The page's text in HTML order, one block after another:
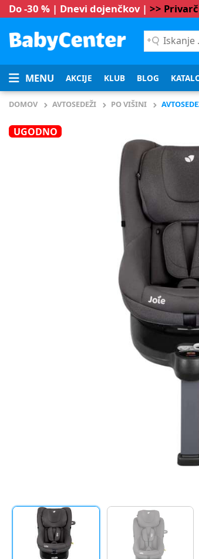
Do -30 % | Dnevi dojenčkov | >>
Iskanje
...
MENU AKCIJE KLUB BLOG
DOMOV AVTOSEDEŽI PO VIŠINI
UGODNO